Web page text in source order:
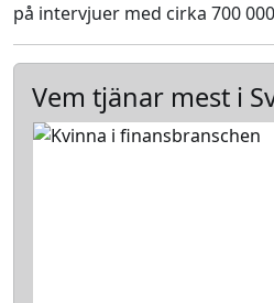
på intervjuer med cirka 700
Vem tjänar mest i